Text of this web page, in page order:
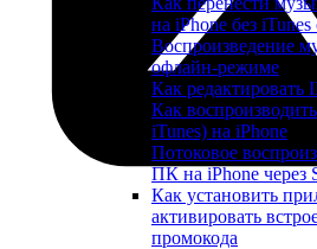
на iPhone без
Воспроизведение
офлайн-режиме
Как редактировать
Как
iTunes) на iPhone
Потоковое
ПК на iPhone через
Как установить
активировать
промокода